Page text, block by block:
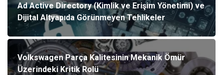
Ad Active Directory (Kimlik ve Erişim Yönetimi) ve
Dijital Altyapıda Görünmeyen Tehlikeler
Volkswagen Parça Kalitesinin Mekanik Ömür
Üzerindeki Kritik Rolü